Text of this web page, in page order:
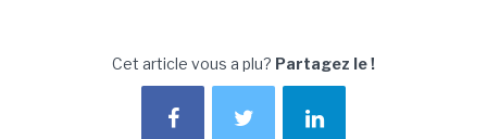
Cet article vous a plu? Partagez le !